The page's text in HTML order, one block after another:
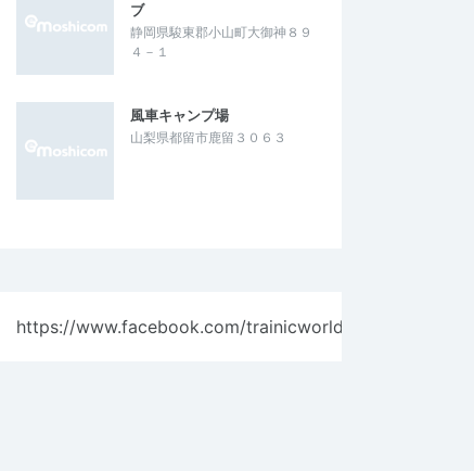
ブ
静岡県駿東郡小山町大御神８９
４－１
風車キャンプ場
山梨県都留市鹿留３０６３
https://www.facebook.com/trainicworld/